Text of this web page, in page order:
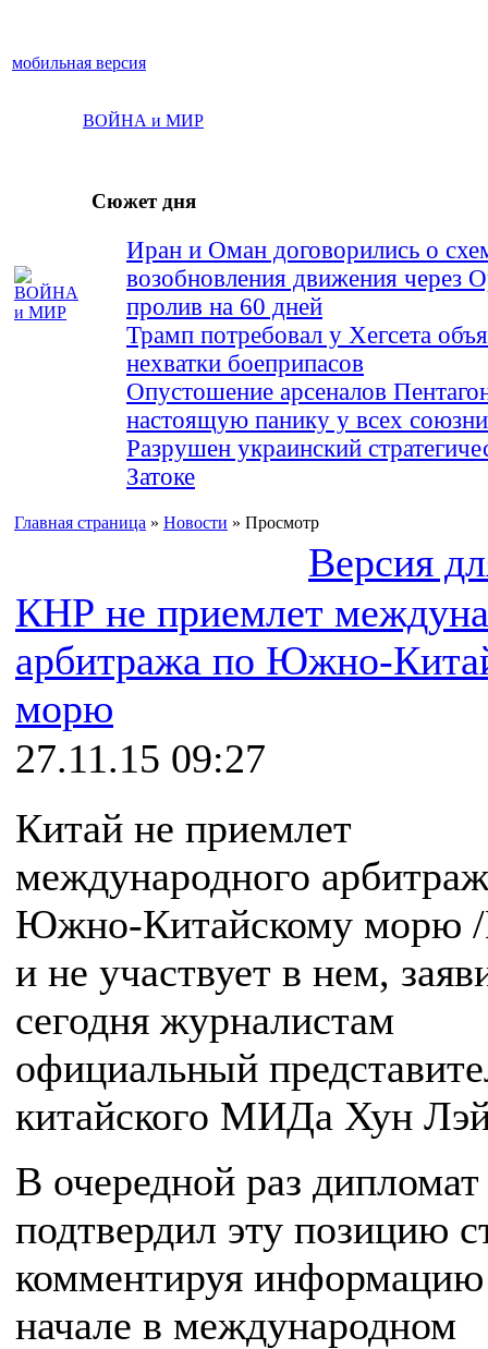
мобильная версия
ВОЙНА и МИР
Сюжет дня
Иран и Оман договорились о
возобновления движения через
пролив на 60 дней
Трамп потребовал у Хегсета
нехватки боеприпасов
Опустошение арсеналов
настоящую панику у всех
Разрушен украинский
Затоке
Главная страница » Новости » Просмотр
Версия
КНР не приемлет
арбитража по Южно-
морю
27.11.15 09:27
Китай не приемлет
международного
Южно-Китайскому
и не участвует в нем,
сегодня журналистам
официальный
китайского МИДа Хун
В очередной раз дипломат
подтвердил эту позицию
комментируя
начале в международном